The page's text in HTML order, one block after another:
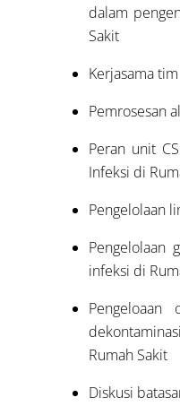
dalam
Sakit
Kerjasama tim
Pemrosesan
Peran unit
Infeksi di
Pengelolaan
Pengelolaan
infeksi di
Pengeloaan
Rumah Sakit
Diskusi